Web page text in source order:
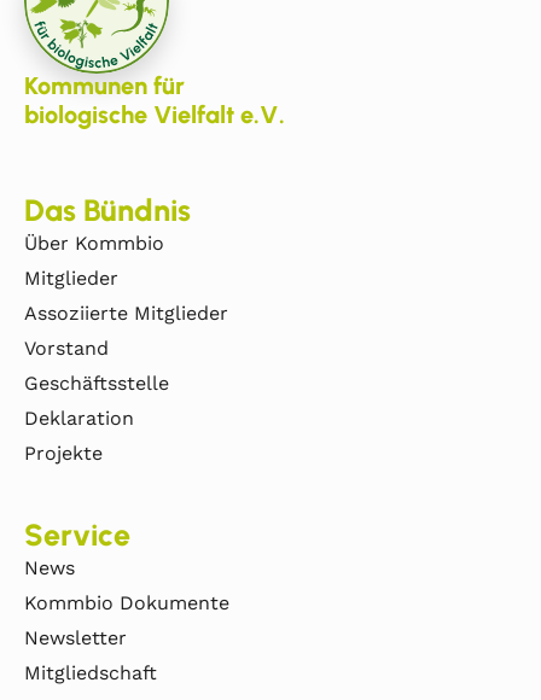
Kommunen für
biologische Vielfalt e.V.
Das Bündnis
Über Kommbio
Mitglieder
Assoziierte Mitglieder
Vorstand
Geschäftsstelle
Deklaration
Projekte
Service
News
Kommbio Dokumente
Newsletter
Mitgliedschaft